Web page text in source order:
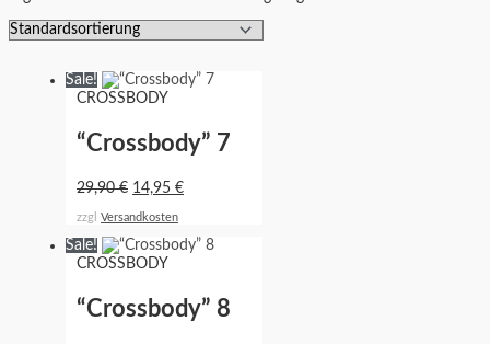
Sale!
CROSSBODY
“Crossbody” 7
29,90€ 14,95 €
zzgl Versandkosten
Sale!
CROSSBODY
“Crossbody” 8